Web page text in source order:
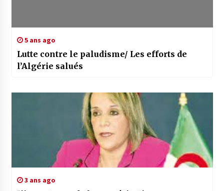
5 ans ago
Lutte contre le paludisme/ Les efforts de
l’Algérie salués
3 ans ago